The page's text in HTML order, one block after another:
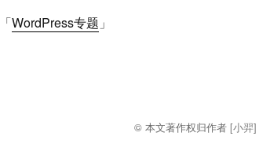
WordPress专题 」
© 本文著作权归作者 [小羿]